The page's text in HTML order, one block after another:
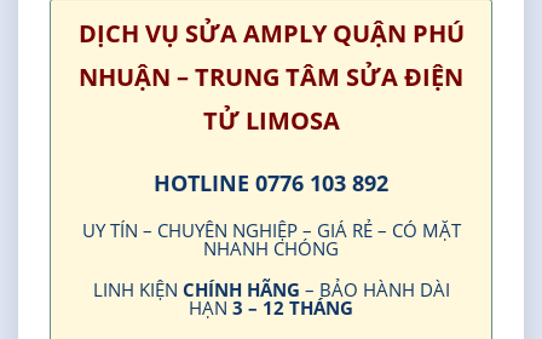
DỊCH VỤ SỬA AMPLY QUẬN PHÚ
NHUẬN – TRUNG TÂM SỬA ĐIỆN
TỬ LIMOSA
HOTLINE 0776 103 892
UY TÍN – CHUYÊN NGHIỆP – GIÁ RẺ – CÓ MẶT
NHANH CHÓNG
LINH KIỆN CHÍNH HÃNG – BẢO HÀNH DÀI
HẠN 3 – 12 THÁNG